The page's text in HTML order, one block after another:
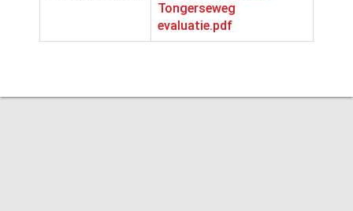
Tongerseweg
evaluatie.pdf